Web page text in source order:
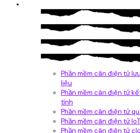
Phần mềm cân điện tử
liệu
Phần mềm cân điện tử
tính
Phần mềm cân điện tử
Phần mềm cân điện tử IoT
Phần mềm cân điện tử